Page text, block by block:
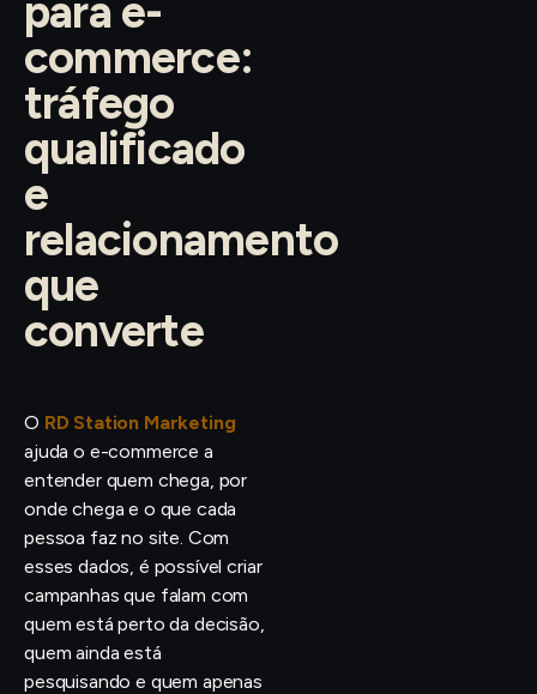
para e-
commerce:
tráfego
qualificado
e
relacionamento
que
converte
O RD Station Marketing
ajuda o e-commerce a
entender quem chega, por
onde chega e o que cada
pessoa faz no site. Com
esses dados, é possível criar
campanhas que falam com
quem está perto da decisão,
quem ainda está
pesquisando e quem apenas